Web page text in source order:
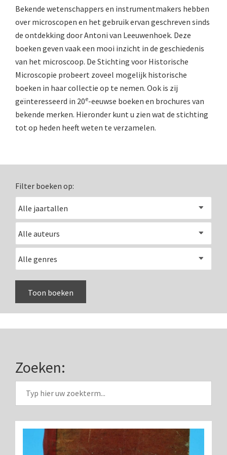
Boeken
Divers
Makers
Images
Culpeper (ca. 1735)
Cuff (ca. 1745)
volgens Culpeper (1750-1780)
Chevalier, trommelmicroscoop (1831-1841)
Nachet, ‘grand modèle’ (1856-1862)
Smith, Beck & Beck, ‘Lister limb’ (1857)
Beck & Beck, ‘popular microscope’ (ca. 1857)
Dollond, ‘bar-limb’ (1860-1880)
Ongesigneerd, Engels (1860-1880)
Robbins (1860-1890)
Bianchi, trommelmicroscoop (1869-1873)
Crouch (1870-1890)
Baker, prepareermicroscoop (1870-1890)
Bekende wetenschappers en instrumentmakers hebben
over microscopen en het gebruik ervan geschreven sinds
de ontdekking door Antoni van Leeuwenhoek. Deze
boeken geven vaak een mooi inzicht in de geschiedenis
van het microscoop. De Stichting voor Historische
Microscopie probeert zoveel mogelijk historische
boeken in haar collectie op te nemen. Ook is zij
geïnteresseerd in 20e-eeuwse boeken en brochures van
bekende merken. Hieronder kunt u zien wat de stichting
tot op heden heeft weten te verzamelen.
Filter boeken op:
Zoeken: